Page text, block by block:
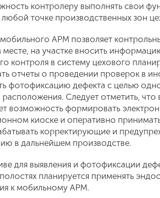
контролеру выполнять свои
точке производственных зон
АРМ позволяет
месте, на участке вносить
контроля в систему цехового
отчеты о проведении проверок в
фотофиксацию дефекта с целью
расположения. Следует отметить, что
возможность формировать
киоске и оперативно
корректирующие и
в дальнейшем производстве.
для выявления и фотофиксации
планируется применять
к мобильному АРМ.